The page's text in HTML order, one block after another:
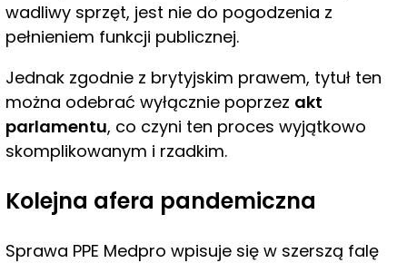
wadliwy sprzęt, jest nie do pogodzenia z
pełnieniem funkcji publicznej.
Jednak zgodnie z brytyjskim prawem, tytuł ten
można odebrać wyłącznie poprzez akt
parlamentu, co czyni ten proces wyjątkowo
skomplikowanym i rzadkim.
Kolejna afera pandemiczna
Sprawa PPE Medpro wpisuje się w szerszą falę